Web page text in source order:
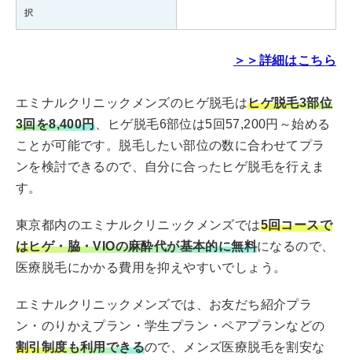
択
＞＞詳細はこちら
エミナルクリニックメンズのヒゲ脱毛はヒゲ脱毛3部位
3回を8,400円、ヒゲ脱毛6部位は5回57,200円～始める
ことが可能です。脱毛したい部位の数に合わせてプラ
ンを検討できるので、自分に合ったヒゲ脱毛を行えま
す。
東京都内のエミナルクリニックメンズでは5回コースで
はヒゲ・脇・VIOの麻酔代が基本的に無料になるので、
医療脱毛にかかる費用を抑えやすいでしょう。
エミナルクリニックメンズでは、お友だち紹介プラ
ン・のりかえプラン・学生プラン・ペアプランなどの
割引制度も利用できるので、メンズ医療脱毛を割安な